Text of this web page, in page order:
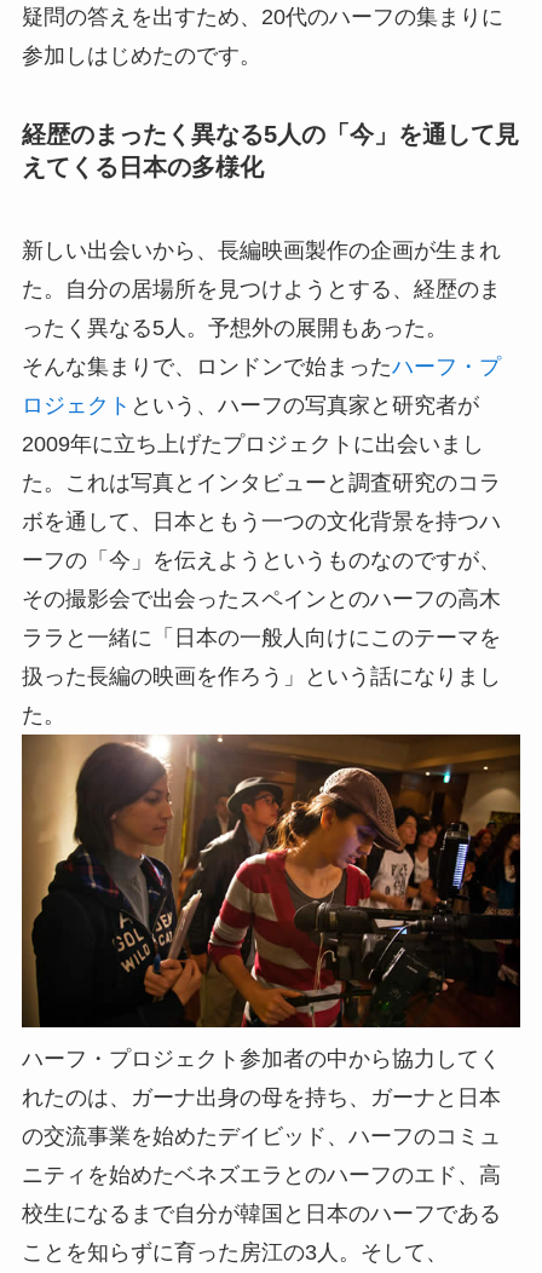
疑問の答えを出すため、20代のハーフの集まりに
参加しはじめたのです。
経歴のまったく異なる5人の「今」を通して見
えてくる日本の多様化
新しい出会いから、長編映画製作の企画が生まれ
た。自分の居場所を見つけようとする、経歴のま
ったく異なる5人。予想外の展開もあった。
そんな集まりで、ロンドンで始まったハーフ・プ
ロジェクト という、ハーフの写真家と研究者が
2009年に立ち上げたプロジェクトに出会いまし
た。これは写真とインタビューと調査研究のコラ
ボを通して、日本ともう一つの文化背景を持つハ
ーフの「今」を伝えようというものなのですが、
その撮影会で出会ったスペインとのハーフの高木
ララと一緒に「日本の一般人向けにこのテーマを
扱った長編の映画を作ろう」という話になりまし
た。
ハーフ・プロジェクト参加者の中から協力してく
れたのは、ガーナ出身の母を持ち、ガーナと日本
の交流事業を始めたデイビッド、ハーフのコミュ
ニティを始めたベネズエラとのハーフのエド、高
校生になるまで自分が韓国と日本のハーフである
ことを知らずに育った房江の3人。そして、